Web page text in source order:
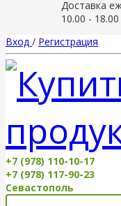
Доставка
10.00 - 18.00
Вход / Регистрация
+7 (978) 110-10-17
+7 (978) 117-90-23
Севастополь